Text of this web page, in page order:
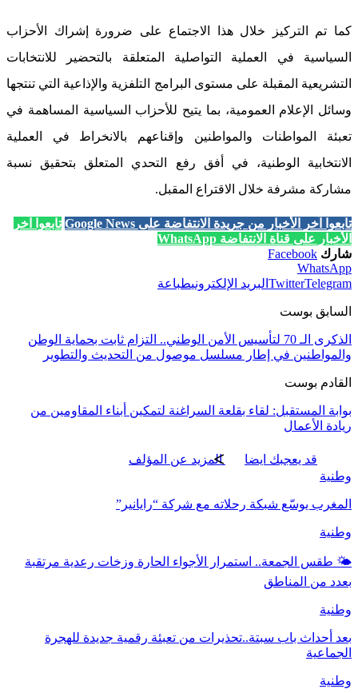
كما تم التركيز خلال هذا الاجتماع على ضرورة إشراك الأحزاب
السياسية في العملية التواصلية المتعلقة بالتحضير للانتخابات
التشريعية المقبلة على مستوى البرامج التلفزية والإذاعية التي تنتجها
وسائل الإعلام العمومية، بما يتيح للأحزاب السياسية المساهمة في
تعبئة المواطنات والمواطنين وإقناعهم بالانخراط في العملية
الانتخابية الوطنية، في أفق رفع التحدي المتعلق بتحقيق نسبة
مشاركة مشرفة خلال الاقتراع المقبل.
تابعوا آخر الأخبار من جريدة الانتفاضة على Google News
تابعوا آخر
الأخبار على قناة الانتفاضة WhatsApp
شارك Facebook
WhatsApp
TwitterTelegram البريد الإلكترونيطباعة
السابق بوست
الذكرى الـ 70 لتأسيس الأمن الوطني.. التزام ثابت بحماية الوطن
والمواطنين في إطار مسلسل موصول من التحديث والتطوير
القادم بوست
بوابة المستقبل: لقاء بقلعة السراغنة لتمكين أبناء المقاومين من
ريادة الأعمال
قد يعجبك ايضا
المزيد عن المؤلف
وطنية
المغرب يوسّع شبكة رحلاته مع شركة “رايانير”
وطنية
🌤️ طقس الجمعة.. استمرار الأجواء الحارة وزخات رعدية مرتقبة
بعدد من المناطق
وطنية
بعد أحداث باب سبتة..تحذيرات من تعبئة رقمية جديدة للهجرة
الجماعية
وطنية